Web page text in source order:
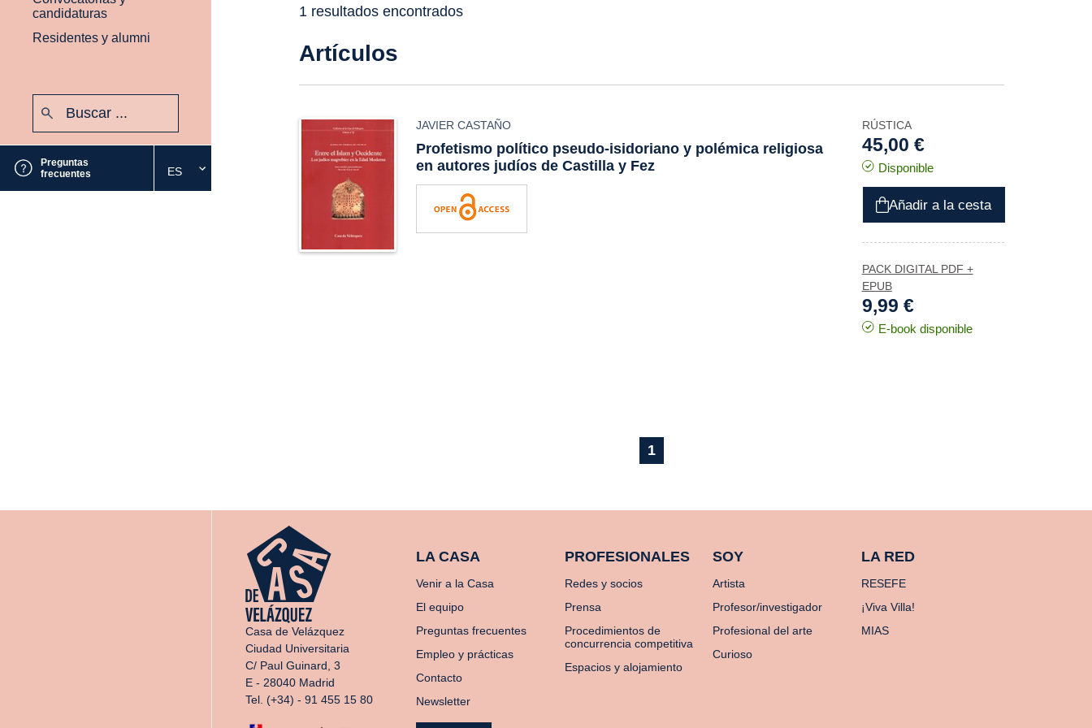
candidaturas
Residentes y alumni
Preguntas
frecuentes
Seleccione
el
ES
1 resultados encontrados
Artículos
JAVIER CASTAÑO
Profetismo político pseudo-isidoriano y polémica religiosa
en autores judíos de Castilla y Fez
RÚSTICA
45,00 €
Disponible
Añadir a la cesta
PACK DIGITAL PDF +
EPUB
9,99 €
E-book disponible
1
Casa de Velázquez
Ciudad Universitaria
C/ Paul Guinard, 3
E - 28040 Madrid
Tel. (+34) - 91 455 15 80
LA CASA
Venir a la Casa
El equipo
Preguntas frecuentes
Empleo y prácticas
Contacto
Newsletter
PROFESIONALES
Redes y socios
Prensa
Procedimientos de
concurrencia competitiva
Espacios y alojamiento
SOY
Artista
Profesor/investigador
Profesional del arte
Curioso
LA RED
RESEFE
¡Viva Villa!
MIAS